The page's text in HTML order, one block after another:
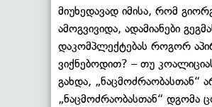
მიუხედავად იმისა, რომ
ამოგვივიდა, ადამიანები
დაკომპლექტებას როგორ
ვიქნებოდით? – თუ
გახდა, „ნაცმოძრაობასთან“
„ნაცმოძრაობასთან“ დგომა